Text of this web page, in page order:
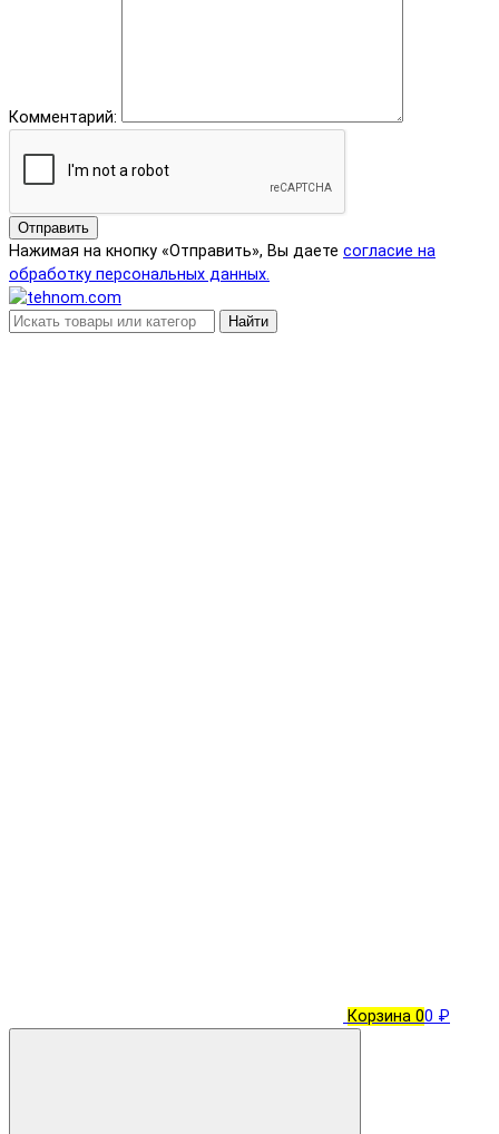
Комментарий:
Отправить
Нажимая на кнопку «Отправить», Вы даете согласие на
обработку персональных данных.
Найти
Корзина 00 ₽